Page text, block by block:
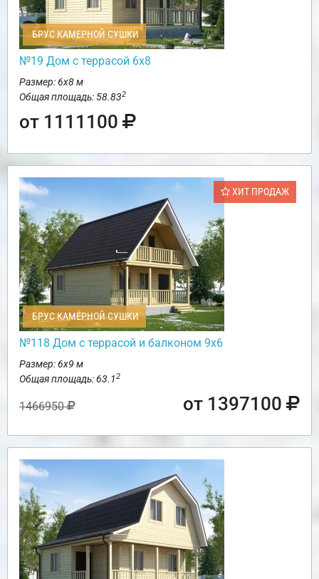
БРУС КАМЕРНОЙ СУШКИ
№19 Дом с террасой 6х8
Размер: 6х8 м
Общая площадь: 58.832
от 1111100
ХИТ ПРОДАЖ
БРУС КАМЕРНОЙ СУШКИ
№118 Дом с террасой и балконом 9х6
Размер: 6х9 м
Общая площадь: 63.12
1466950 от 1397100